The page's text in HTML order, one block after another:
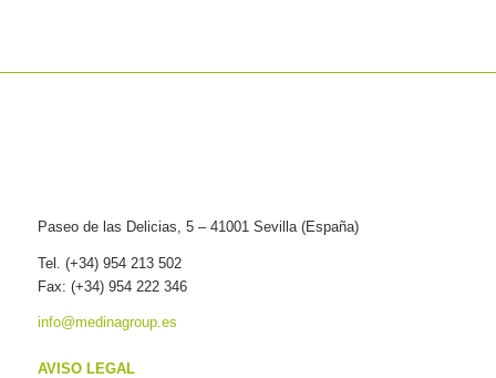
Paseo de las Delicias, 5 – 41001 Sevilla (España)
Tel. (+34) 954 213 502
Fax: (+34) 954 222 346
info@medinagroup.es
AVISO LEGAL